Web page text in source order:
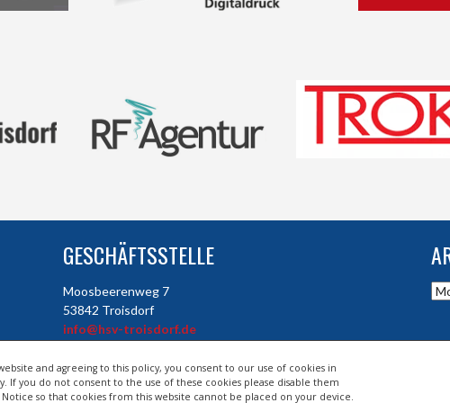
and agreeing to this policy, you consent to our use of cookies in
If you do not consent to the use of these cookies please disable them
so that cookies from this website cannot be placed on your device.
GESCHÄFTSSTELLE
Moosbeerenweg 7
53842 Troisdorf
info@hsv-troisdorf.de